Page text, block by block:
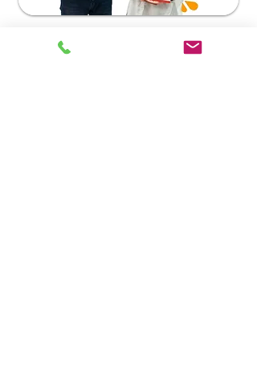
Obtenez une
Certification